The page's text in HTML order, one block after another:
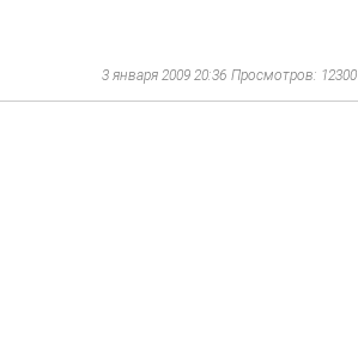
3 января 2009 20:36 Просмотров: 12300